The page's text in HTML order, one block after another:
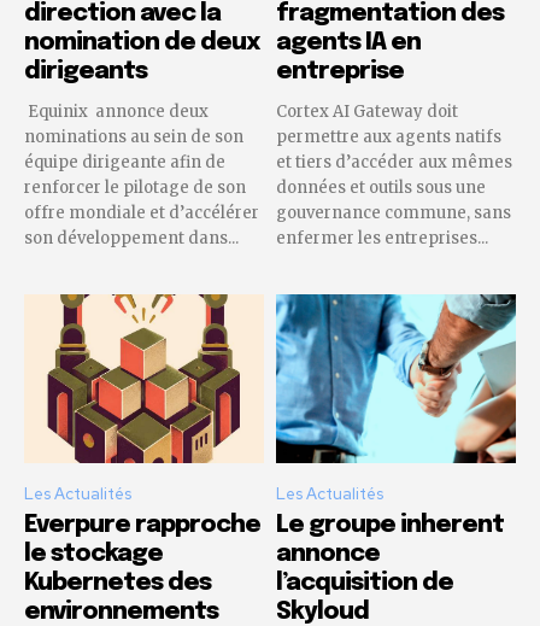
direction avec la
nomination de deux
dirigeants
Equinix annonce deux
nominations au sein de son
équipe dirigeante afin de
renforcer le pilotage de son
offre mondiale et d’accélérer
son développement dans...
fragmentation des
agents IA en
entreprise
Cortex AI Gateway doit
permettre aux agents natifs
et tiers d’accéder aux mêmes
données et outils sous une
gouvernance commune, sans
enfermer les entreprises...
Les Actualités
Everpure rapproche
le stockage
Kubernetes des
environnements
Les Actualités
Le groupe inherent
annonce
l’acquisition de
Skyloud